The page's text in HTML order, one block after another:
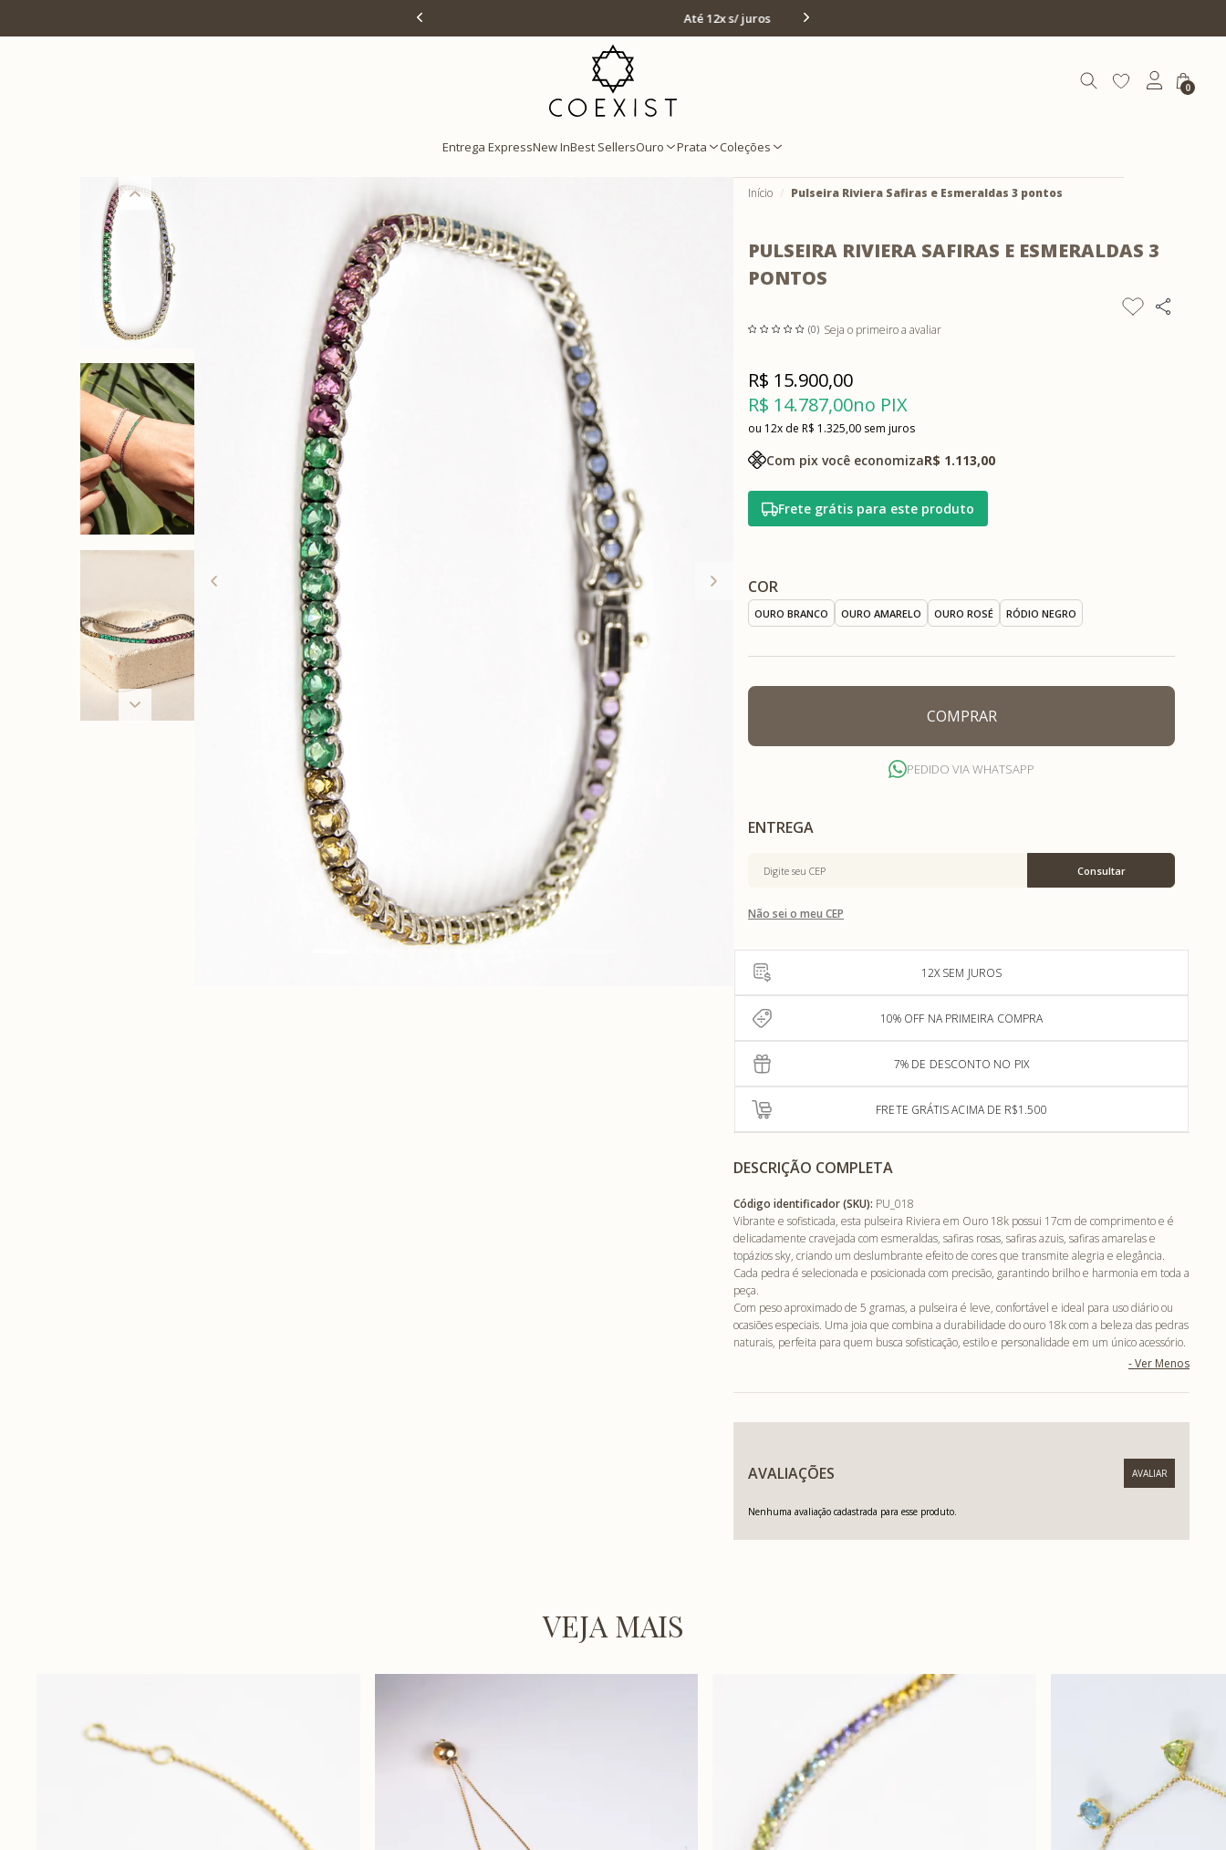
0
Entrega ExpressNew InBest SellersOuro Prata Coleções
Início Pulseira Riviera Safiras e Esmeraldas 3 pontos
PULSEIRA RIVIERA SAFIRAS E ESMERALDAS 3
PONTOS
(0) Seja o primeiro a avaliar
R$ 14.787,00no PIX
R$ 15.900,00
12x R$ 1.325,00 sem juros
Com pix você economizaR$ 1.113,00
Frete grátis para este produto
COR
OURO BRANCO OURO AMARELO OURO ROSÉ RÓDIO NEGRO
COMPRAR
PEDIDO VIA WHATSAPP
Não sei o meu CEP
12X SEM JUROS
10% OFF NA PRIMEIRA COMPRA
7% DE DESCONTO NO PIX
FRETE GRÁTIS ACIMA DE R$1.500
DESCRIÇÃO COMPLETA
Código identificador (SKU): PU_018
Vibrante e sofisticada, esta pulseira Riviera em Ouro 18k possui 17cm de comprimento e é
delicadamente cravejada com esmeraldas, safiras rosas, safiras azuis, safiras amarelas e
topázios sky, criando um deslumbrante efeito de cores que transmite alegria e elegância.
Cada pedra é selecionada e posicionada com precisão, garantindo brilho e harmonia em toda a
peça.
Com peso aproximado de 5 gramas, a pulseira é leve, confortável e ideal para uso diário ou
ocasiões especiais. Uma joia que combina a durabilidade do ouro 18k com a beleza das pedras
naturais, perfeita para quem busca sofisticação, estilo e personalidade em um único acessório.
AVALIAÇÕES
Nenhuma avaliação cadastrada para esse produto.
VEJA MAIS